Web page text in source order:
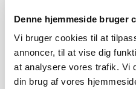
Denne hjemmeside bruger
Vi bruger cookies til at
annoncer, til at vise dig
at analysere vores trafik. Vi
din brug af vores